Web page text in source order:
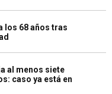
los 68 años tras
al menos siete
caso ya está en